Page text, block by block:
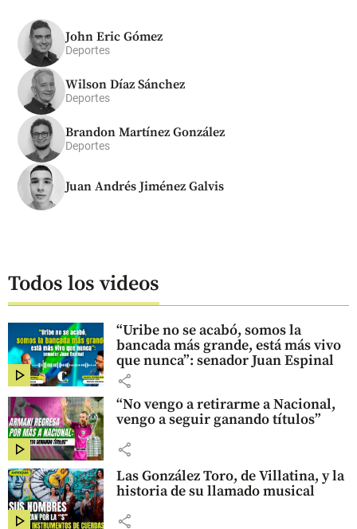
John Eric Gómez
Deportes
Wilson Díaz Sánchez
Deportes
Brandon Martínez González
Deportes
Juan Andrés Jiménez Galvis
Todos los videos
“Uribe no se acabó, somos la
bancada más grande, está más vivo
que nunca”: senador Juan Espinal
share
“No vengo a retirarme a Nacional,
vengo a seguir ganando títulos”
share
Las González Toro, de Villatina, y la
historia de su llamado musical
share